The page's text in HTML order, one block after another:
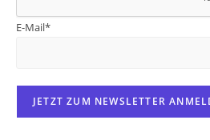
E-Mail*